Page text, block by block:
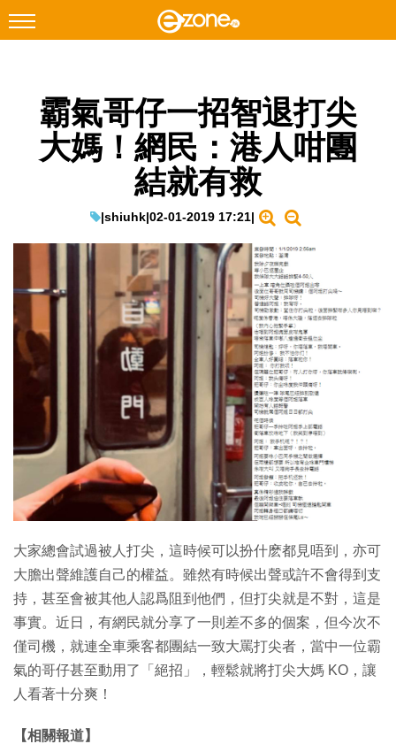
Facebook Instagram
科技焦點
教學評測
IT Times
生成式AI與雲端應用
Enterprise Digital Transformation
霸氣哥仔一招智退打尖
大媽！網民：港人咁團
結就有救
|shiuhk|02-01-2019 17:21|
大家總會試過被人打尖，這時候可以扮什麽都見唔到，亦可
大膽出聲維護自己的權益。雖然有時候出聲或許不會得到支
持，甚至會被其他人認爲阻到他們，但打尖就是不對，這是
事實。近日，有網民就分享了一則差不多的個案，但今次不
僅司機，就連全車乘客都團結一致大罵打尖者，當中一位霸
氣的哥仔甚至動用了「絕招」，輕鬆就將打尖大媽 KO，讓
人看著十分爽！
【相關報道】